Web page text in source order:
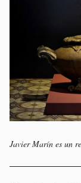
Javier Marín es un